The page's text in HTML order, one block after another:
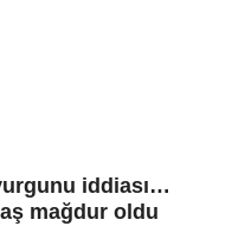
iddiası…
mağdur oldu